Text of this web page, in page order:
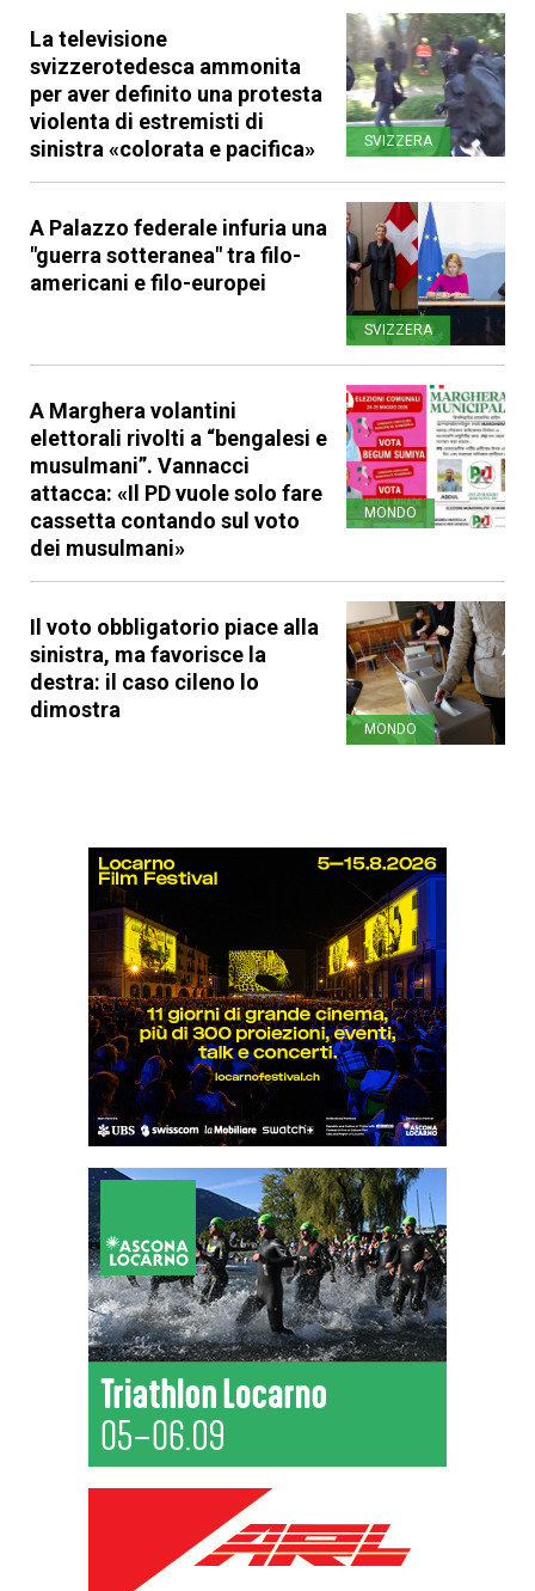
La televisione
svizzerotedesca ammonita
per aver definito una protesta
violenta di estremisti di
sinistra «colorata e pacifica»
SVIZZERA
A Palazzo federale infuria una
"guerra sotteranea" tra filo-
americani e filo-europei
SVIZZERA
A Marghera volantini
elettorali rivolti a “bengalesi e
musulmani”. Vannacci
attacca: «Il PD vuole solo fare
cassetta contando sul voto
dei musulmani»
MONDO
Il voto obbligatorio piace alla
sinistra, ma favorisce la
destra: il caso cileno lo
dimostra
MONDO